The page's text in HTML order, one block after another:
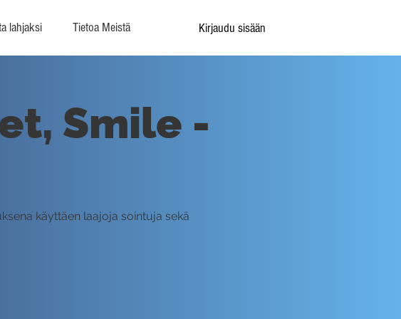
lahjaksi Tietoa Meistä Kirjaudu sisään
Smile -
käyttäen laajoja sointuja sekä